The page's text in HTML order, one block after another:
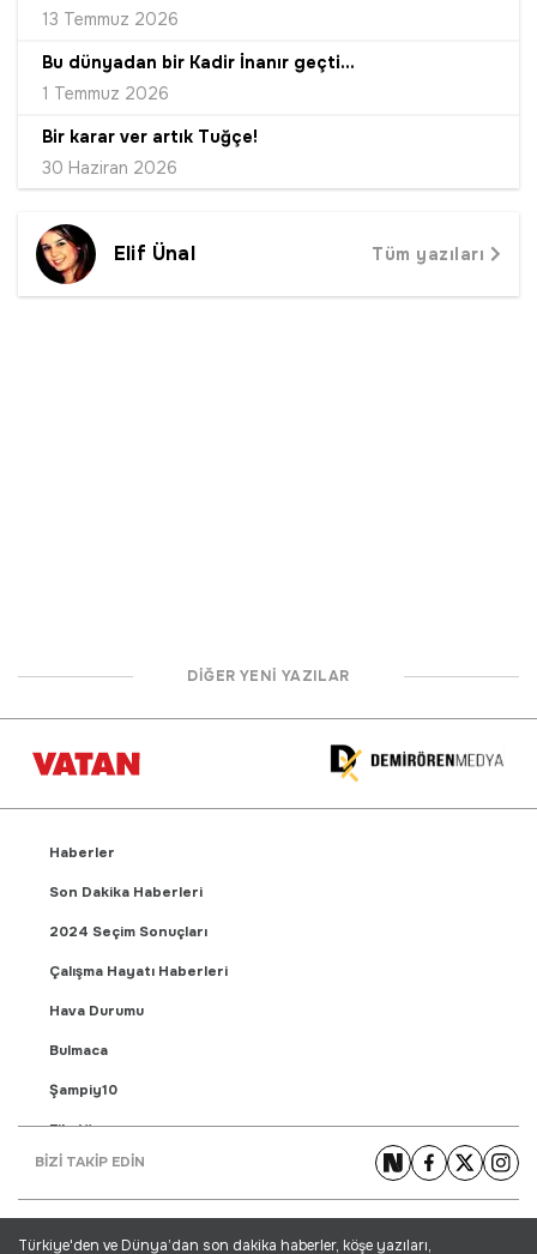
13 Temmuz 2026
Bu dünyadan bir Kadir İnanır geçti...
1 Temmuz 2026
Bir karar ver artık Tuğçe!
30 Haziran 2026
Elif Ünal Tüm yazıları
DİĞER YENİ YAZILAR
Haberler
Son Dakika Haberleri
2024 Seçim Sonuçları
Çalışma Hayatı Haberleri
Hava Durumu
Bulmaca
Şampiy10
Fikstür
Puan Durumu
Yaşam Haberleri
BİZİ TAKİP EDİN
Türkiye'den ve Dünya’dan son dakika haberler, köşe yazıları,